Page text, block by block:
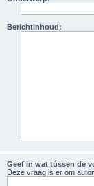
Berichtinhoud:
Geef in wat tússen de
Deze vraag is er om